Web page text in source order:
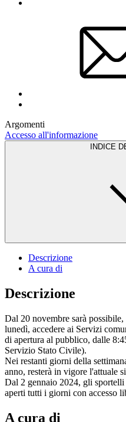
Argomenti
Accesso all'informazione
INDICE
Descrizione
A cura di
Descrizione
Dal 20 novembre sarà
lunedì, accedere ai Servizi
di apertura al pubblico, dalle
Servizio Stato Civile).
Nei restanti giorni della
anno, resterà in vigore l'attuale
Dal 2 gennaio 2024, gli
aperti tutti i giorni con accesso
A cura di